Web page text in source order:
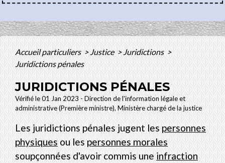
Accueil particuliers>Justice >Juridictions>
Juridictions pénales
JURIDICTIONS PÉNALES
Vérifié le 01 Jan 2023 - Direction de l'information légale et
administrative (Première ministre), Ministère chargé de la justice
Les juridictions pénales jugent lespersonnes
physiquesou lespersonnes morales
soupçonnées d'avoir commis uneinfraction